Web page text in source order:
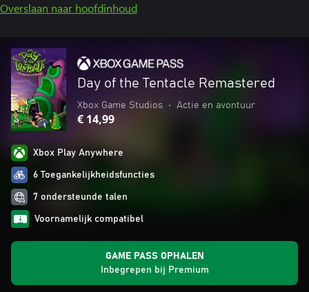
Overslaan naar hoofdinhoud
Day of the Tentacle Remastered
Xbox Game Studios • Actie en avontuur
€ 14,99
Xbox Play Anywhere
6 Toegankelijkheidsfuncties
7 ondersteunde talen
Voornamelijk compatibel
GAME PASS OPHALEN
Inbegrepen bij Premium